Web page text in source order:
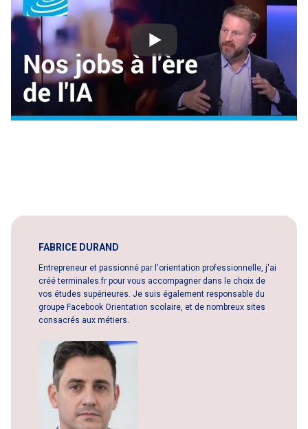
FABRICE DURAND
Entrepreneur et passionné par l'orientation professionnelle, j'ai
créé terminales.fr pour vous accompagner dans le choix de
vos études supérieures. Je suis également responsable du
groupe Facebook Orientation scolaire, et de nombreux sites
consacrés aux métiers.